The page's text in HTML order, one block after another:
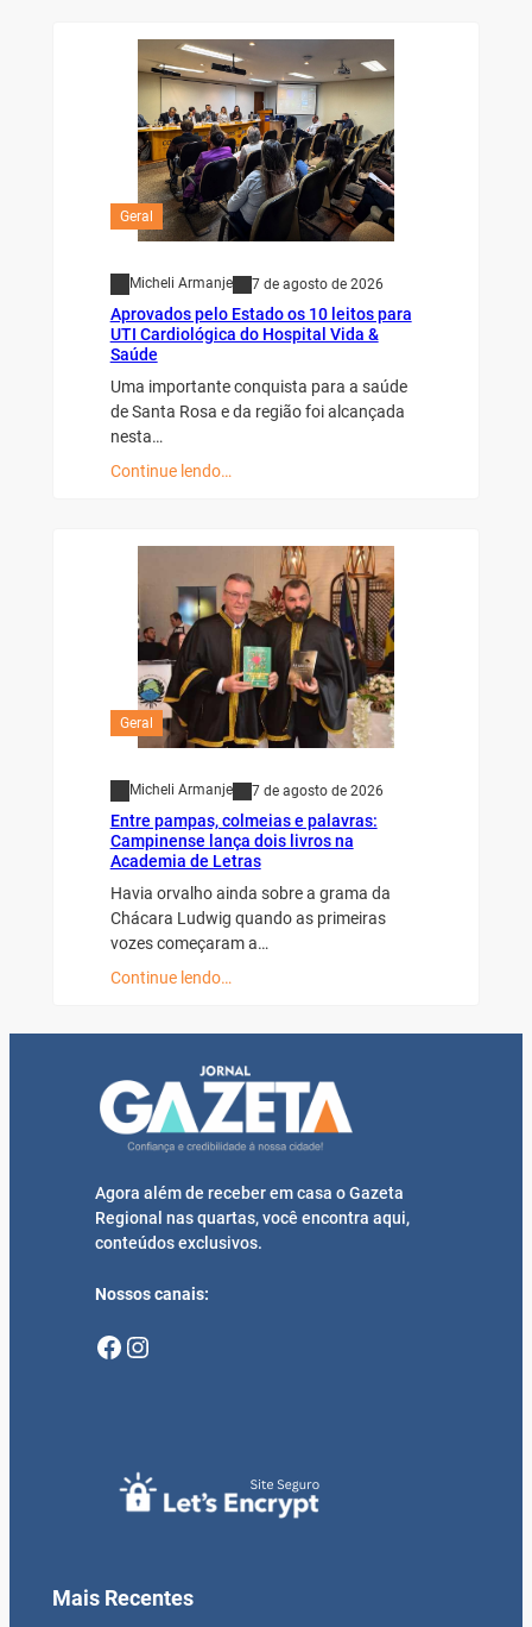
Geral
Micheli Armanje 7 de agosto de 2026
Aprovados pelo Estado os 10 leitos para
UTI Cardiológica do Hospital Vida &
Saúde
Uma importante conquista para a saúde
de Santa Rosa e da região foi alcançada
nesta…
Continue lendo…
Geral
Micheli Armanje 7 de agosto de 2026
Entre pampas, colmeias e palavras:
Campinense lança dois livros na
Academia de Letras
Havia orvalho ainda sobre a grama da
Chácara Ludwig quando as primeiras
vozes começaram a…
Continue lendo…
Agora além de receber em casa o Gazeta
Regional nas quartas, você encontra aqui,
conteúdos exclusivos.
Nossos canais:
Facebook Instagram
Mais Recentes